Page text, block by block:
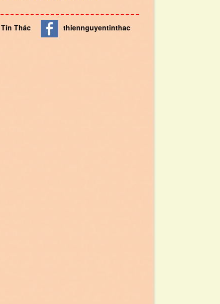
Tín Thác thiennguyentinthac